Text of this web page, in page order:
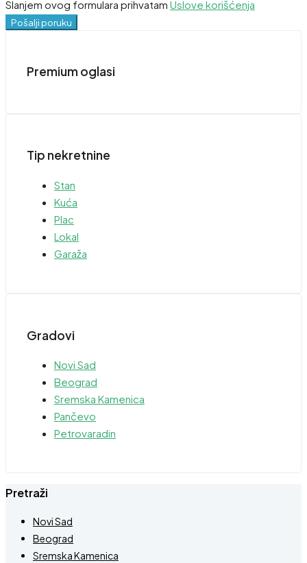
Slanjem ovog formulara prihvatam Uslove korišćenja
Pošalji poruku
Premium oglasi
Tip nekretnine
Stan
Kuća
Plac
Lokal
Garaža
Gradovi
Novi Sad
Beograd
Sremska Kamenica
Pančevo
Petrovaradin
Pretraži
Novi Sad
Beograd
Sremska Kamenica